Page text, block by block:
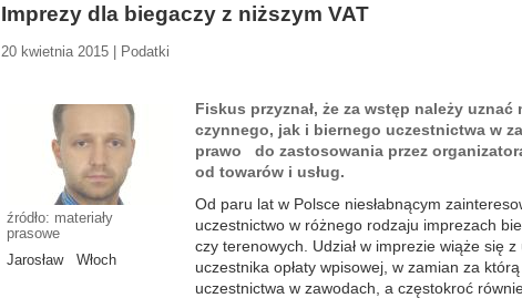
Imprezy dla biegaczy z niższym VAT
20 kwietnia 2015 | Podatki
źródło: materiały
prasowe
Jarosław Włoch
Fiskus przyznał, że za wstęp należy uznać
czynnego, jak i biernego uczestnictwa w
prawo do zastosowania przez
od towarów i usług.
Od paru lat w Polsce niesłabnącym
uczestnictwo w różnego rodzaju imprezach
czy terenowych. Udział w imprezie wiąże się
uczestnika opłaty wpisowej, w zamian za
uczestnictwa w zawodach, a częstokroć